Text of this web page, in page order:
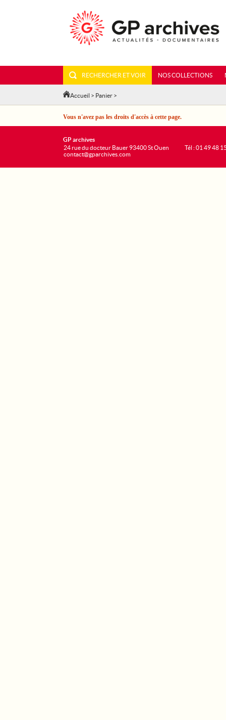
RECHERCHER ET VOIR NOS COLLECTIONS
Accueil > Panier >
Vous n'avez pas les droits d'accès à cette page.
GP archives
24 rue du docteur Bauer 93400 St Ouen
contact@gparchives.com
Tél : 01 49 48